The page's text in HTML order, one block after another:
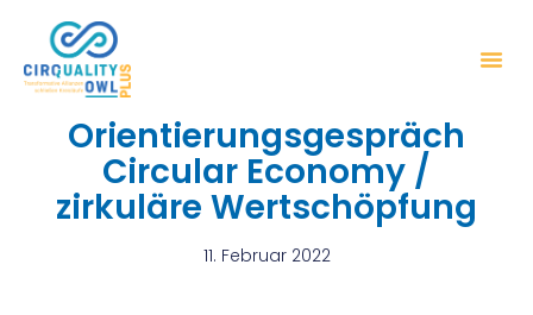
Orientierungsgespräch
Circular Economy /
zirkuläre Wertschöpfung
11. Februar 2022